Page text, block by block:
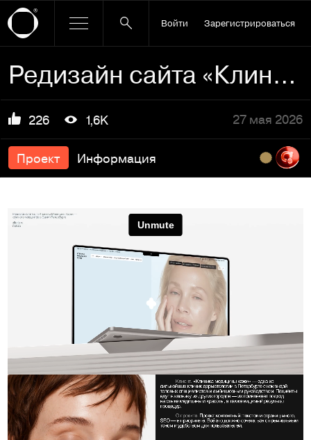
Войти Зарегистрироваться
Редизайн сайта «Клиники медицины кожи»
226 1,6K 27 мая 2026
Проект Информация